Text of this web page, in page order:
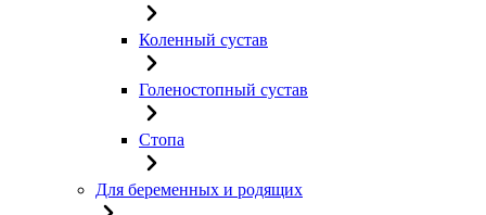
Коленный сустав
Голеностопный сустав
Стопа
Для беременных и родящих